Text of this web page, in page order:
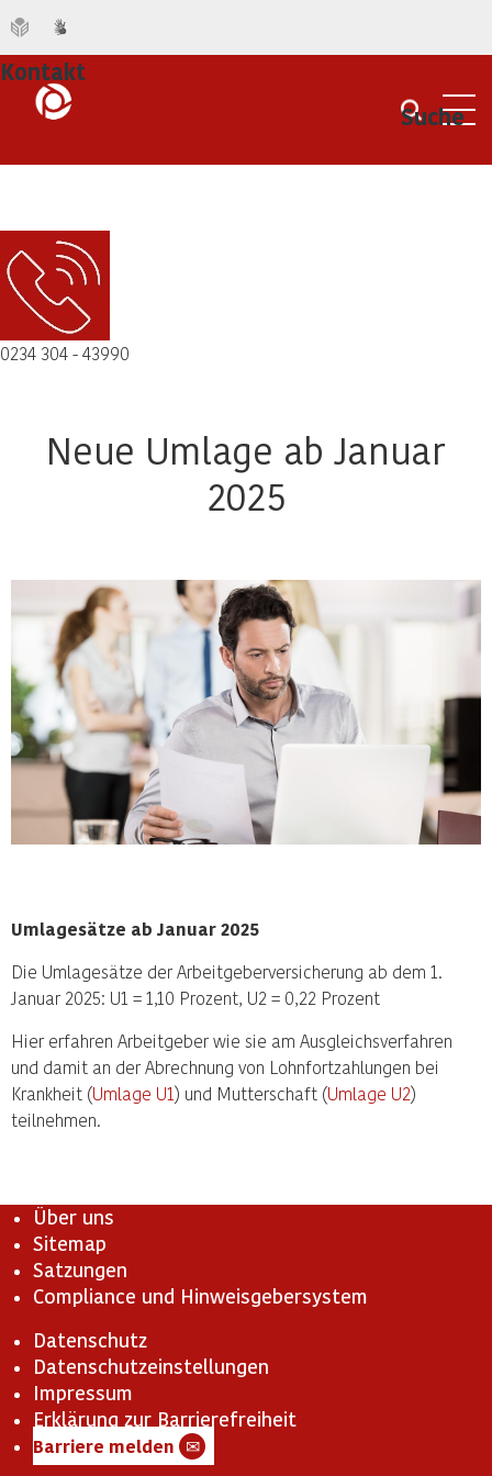
Suche
Kontakt
0234 304 - 43990
Neue Umlage ab Januar
2025
Umlagesätze ab Januar 2025
Die Umlagesätze der Arbeitgeberversicherung ab dem 1.
Januar 2025: U1 = 1,10 Prozent, U2 = 0,22 Prozent
Hier erfahren Arbeitgeber wie sie am Ausgleichsverfahren
und damit an der Abrechnung von Lohnfortzahlungen bei
Krankheit (Umlage U1) und Mutterschaft (Umlage U2)
teilnehmen.
Über uns
Sitemap
Satzungen
Compliance und Hinweisgebersystem
Datenschutz
Datenschutzeinstellungen
Impressum
Erklärung zur Barrierefreiheit
Barriere melden ✉